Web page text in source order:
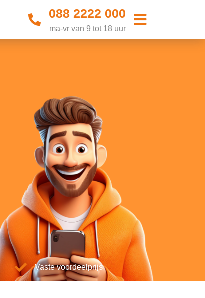
088 2222 000
ma-vr van 9 tot 18 uur
Vaste voordeelprijs